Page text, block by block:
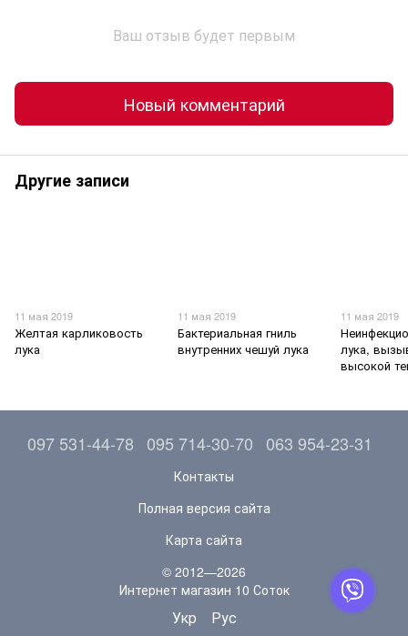
Ваш отзыв будет первым
Новый комментарий
Другие записи
11 мая 2019
Желтая карликовость
лука
11 мая 2019
Бактериальная гниль
внутренних чешуй лука
11 мая 2019
лука,
высокой
097 531-44-78 095 714-30-70 063 954-23-31
Контакты
Полная версия сайта
Карта сайта
© 2012—2026
Интернет магазин 10 Соток
Укр Рус